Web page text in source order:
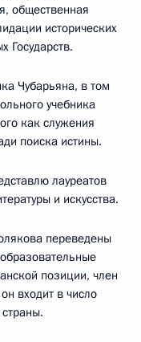
общественная
исторических
Государств.
Чубарьяна, в том
учебника
как служения
поиска истины.
лауреатов
и искусства.
переведены
позиции, член
входит в число